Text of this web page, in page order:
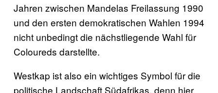
Jahren zwischen Mandelas Freilassung 1990
und den ersten demokratischen Wahlen 1994
nicht unbedingt die nächstliegende Wahl für
Coloureds darstellte.
Westkap ist also ein wichtiges Symbol für die
politische Landschaft Südafrikas, denn hier